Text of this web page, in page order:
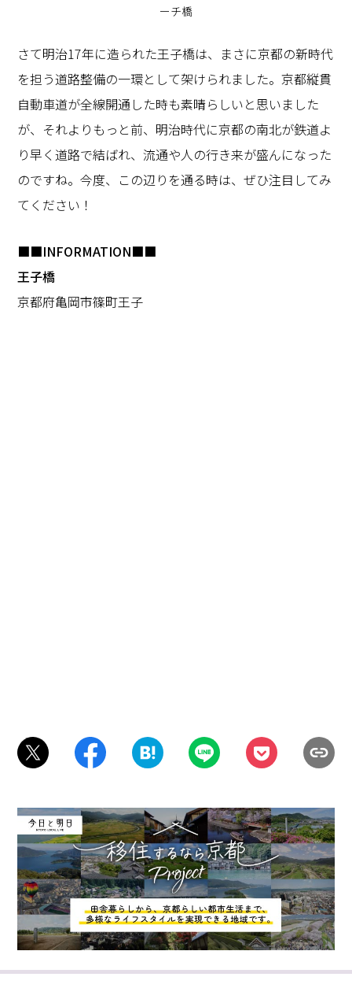
ーチ橋
さて明治17年に造られた王子橋は、まさに京都の新時代
を担う道路整備の一環として架けられました。京都縦貫
自動車道が全線開通した時も素晴らしいと思いました
が、それよりもっと前、明治時代に京都の南北が鉄道よ
り早く道路で結ばれ、流通や人の行き来が盛んになった
のですね。今度、この辺りを通る時は、ぜひ注目してみ
てください！
■■INFORMATION■■
王子橋
京都府亀岡市篠町王子